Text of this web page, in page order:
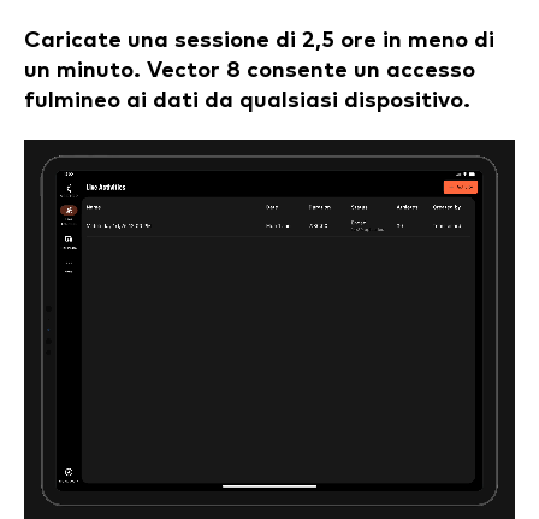
Caricate una sessione di 2,5 ore in meno di
un minuto. Vector 8 consente un accesso
fulmineo ai dati da qualsiasi dispositivo.